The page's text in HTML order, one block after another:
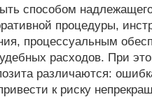
способом
процедуры,
процессуальным
расходов. При
различаются:
к риску